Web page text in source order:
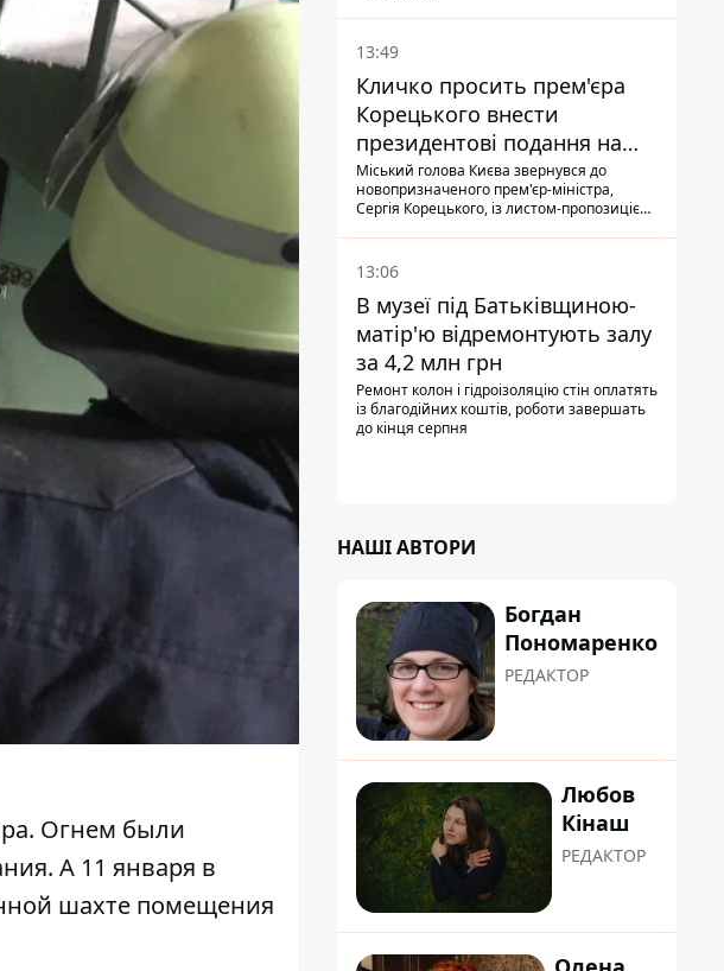
Огнем были
А 11 января в
шахте помещения
13:49
Кличко просить прем'єра
Корецького внести
президентові подання на
звільнення володаря
Троєщини Бахматова
Міський голова Києва звернувся до
новопризначеного прем'єр-міністра,
Сергія Корецького, із листом-пропозицією
13:06
В музеї під Батьківщиною-
матір'ю відремонтують залу
за 4,2 млн грн
Ремонт колон і гідроізоляцію стін оплатять
із благодійних коштів, роботи завершать
до кінця серпня
НАШІ АВТОРИ
Богдан
Пономаренко
РЕДАКТОР
Любов
Кінаш
РЕДАКТОР